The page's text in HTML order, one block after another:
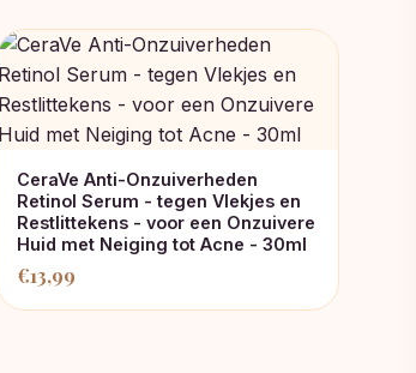
CeraVe Anti-Onzuiverheden
Retinol Serum - tegen Vlekjes en
Restlittekens - voor een Onzuivere
Huid met Neiging tot Acne - 30ml
€13,99